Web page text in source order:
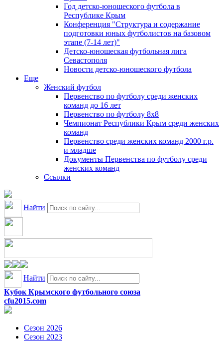
Год детско-юношеского футбола в
Республике Крым
Конференция "Структура и содержание
подготовки юных футболистов на базовом
этапе (7-14 лет)"
Детско-юношеская футбольная лига
Севастополя
Новости детско-юношеского футбола
Еще
Женский футбол
Первенство по футболу среди женских
команд до 16 лет
Первенство по футболу 8х8
Чемпионат Республики Крым среди женских
команд
Первенство среди женских команд 2000 г.р.
и младше
Документы Первенства по футболу среди
женских команд
Ссылки
Найти
Найти
Кубок Крымского футбольного союза
cfu2015.com
Сезон 2026
Сезон 2023